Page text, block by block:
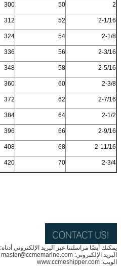
2
50
300
2-1/16
52
312
2-1/8
54
324
2-3/16
56
336
2-5/16
58
348
2-3/8
60
360
2-7/16
62
372
2-1/2
64
384
2-9/16
66
396
2-11/16
68
408
2-3/4
70
420
يمكنك أيضًا مراسلتنا عبر البريد الإلكتروني أدناه:
البريد الإلكتروني: master@ccmemarine.com
الويب: www.ccmeshipper.com